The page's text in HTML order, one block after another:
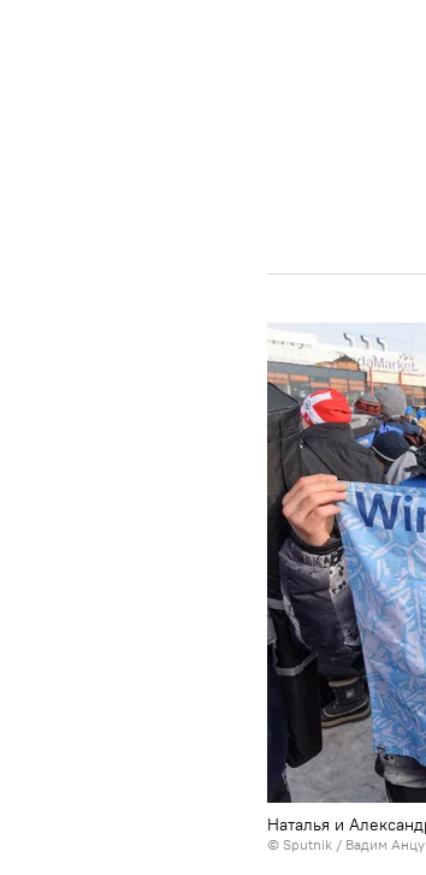
Наталья и
© Sputnik / Вадим